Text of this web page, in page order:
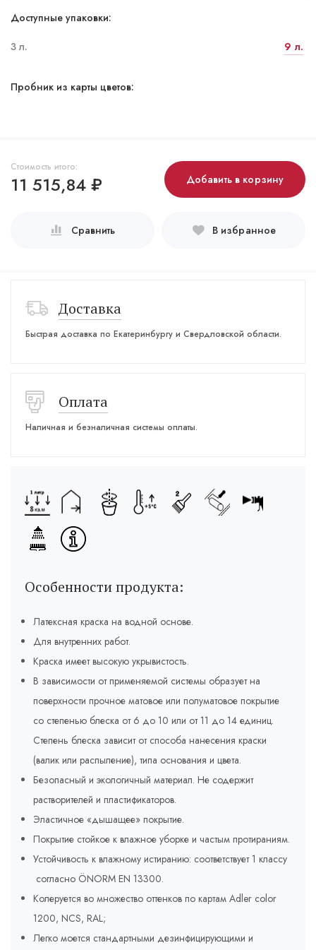
Доступные упаковки:
3 л. 9 л.
Пробник из карты цветов:
Стоимость итого:
11 515,84 ₽ Добавить в корзину
Сравнить В избранное
Доставка
Быстрая доставка по Екатеринбургу и Свердловской области.
Оплата
Наличная и безналичная системы оплаты.
Особенности продукта:
Латексная краска на водной основе.
Для внутренних работ.
Краска имеет высокую укрывистость.
В зависимости от применяемой системы образует на
поверхности прочное матовое или полуматовое покрытие
со степенью блеска от 6 до 10 или от 11 до 14 единиц.
Степень блеска зависит от способа нанесения краски
(валик или распыление), типа основания и цвета.
Безопасный и экологичный материал. Не содержит
растворителей и пластификаторов.
Эластичное «дышащее» покрытие.
Покрытие стойкое к влажное уборке и частым протираниям.
Устойчивость к влажному истиранию: соответствует 1 классу
согласно ÖNORM EN 13300.
Колеруется во множество оттенков по картам Adler соlor
1200, NCS, RAL;
Легко моется стандартными дезинфицирующими и